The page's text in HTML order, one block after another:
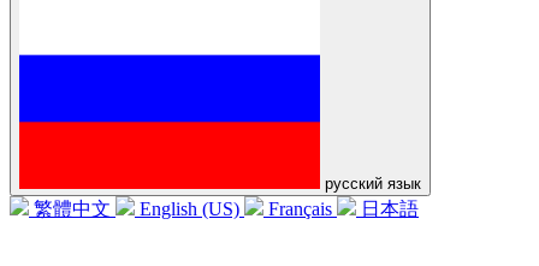
русский язык
繁體中文 English (US) Français 日本語